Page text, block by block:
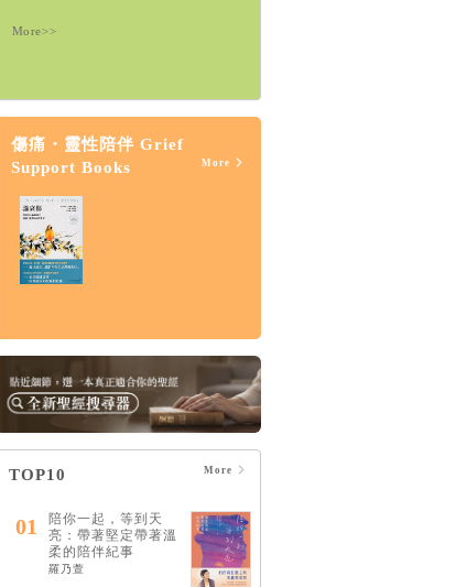
More>>
傷痛・靈性陪伴 Grief
Support Books
More
療癒的情緒、靈性與
心理旅程（20週年經
典新譯版）
HK$160 $168
TOP10 More
01
陪你一起，等到天
亮：帶著堅定帶著溫
柔的陪伴紀事
羅乃萱